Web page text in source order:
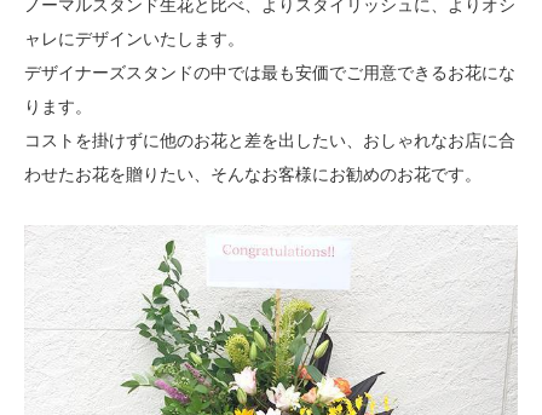
ノーマルスタンド生花と比べ、よりスタイリッシュに、よりオシ
ャレにデザインいたします。
デザイナーズスタンドの中では最も安価でご用意できるお花にな
ります。
コストを掛けずに他のお花と差を出したい、おしゃれなお店に合
わせたお花を贈りたい、そんなお客様にお勧めのお花です。